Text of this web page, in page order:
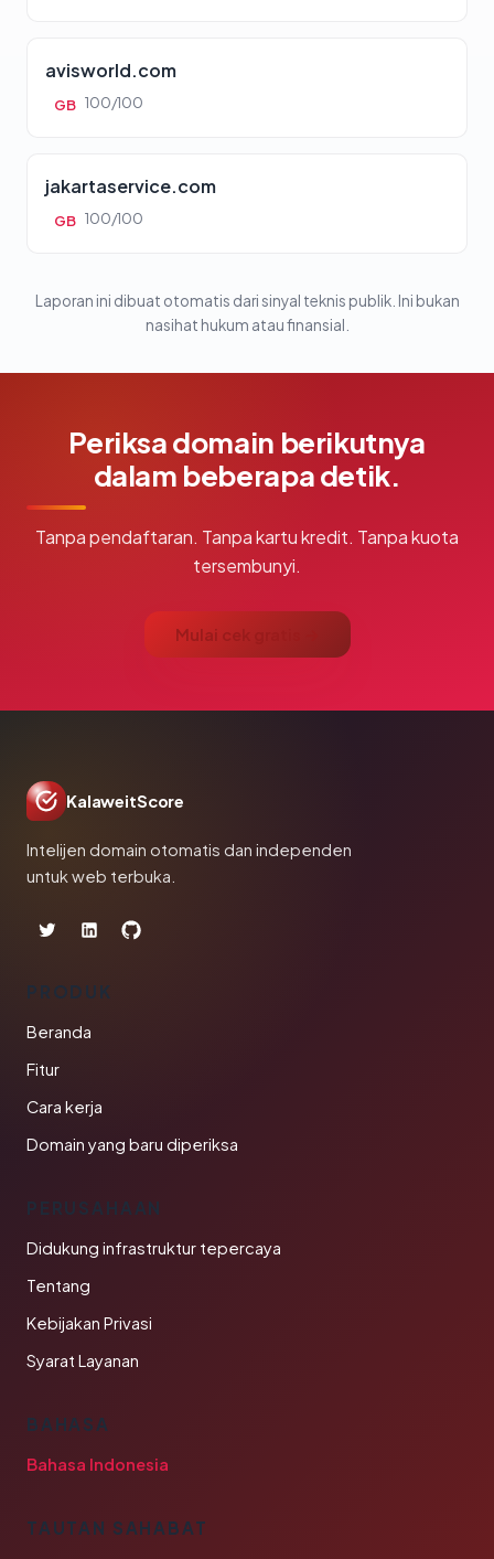
avisworld.com
GB 100/100
jakartaservice.com
GB 100/100
Laporan ini dibuat otomatis dari sinyal teknis publik. Ini bukan
nasihat hukum atau finansial.
Periksa domain berikutnya
dalam beberapa detik.
Tanpa pendaftaran. Tanpa kartu kredit. Tanpa kuota
tersembunyi.
Mulai cek gratis →
KalaweitScore
Intelijen domain otomatis dan independen
untuk web terbuka.
PRODUK
Beranda
Fitur
Cara kerja
Domain yang baru diperiksa
PERUSAHAAN
Didukung infrastruktur tepercaya
Tentang
Kebijakan Privasi
Syarat Layanan
BAHASA
Bahasa Indonesia
TAUTAN SAHABAT